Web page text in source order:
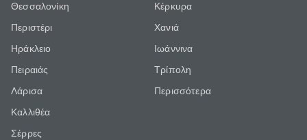
Θεσσαλονίκη
Περιστέρι
Ηράκλειο
Πειραιάς
Λάρισα
Καλλιθέα
Σέρρες
Κέρκυρα
Χανιά
Ιωάννινα
Τρίπολη
Περισσότερα